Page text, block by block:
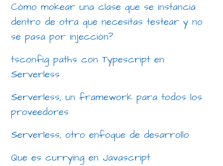
Cómo mokear una clase que se instancia
dentro de otra que necesitas testear y no
se pasa por injección?
tsconfig paths con Typescript en
Serverless
Serverless, un framework para todos los
proveedores
Serverless, otro enfoque de desarrollo
Que es currying en Javascript